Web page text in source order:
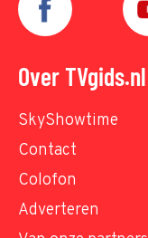
Over TVgids.nl
SkyShowtime
Contact
Colofon
Adverteren